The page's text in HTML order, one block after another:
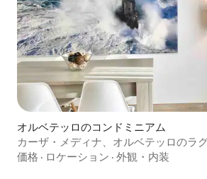
オルベテッロのコンドミニアム
カーザ・メディナ、オルベテッロのラ
価格 · ロケーション · 外観・内装